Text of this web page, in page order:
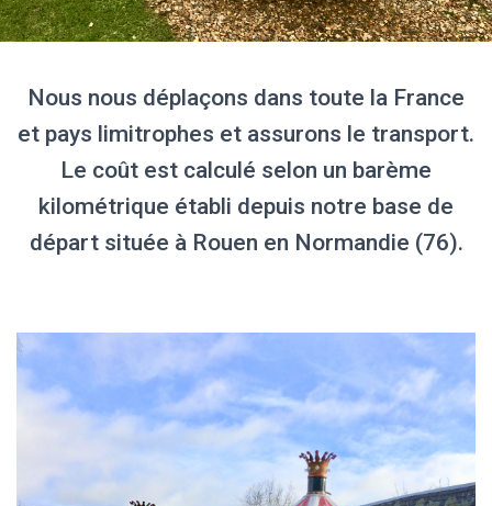
Nous nous déplaçons dans toute la France
et pays limitrophes et assurons le transport.
Le coût est calculé selon un barème
kilométrique établi depuis notre base de
départ située à Rouen en Normandie (76).